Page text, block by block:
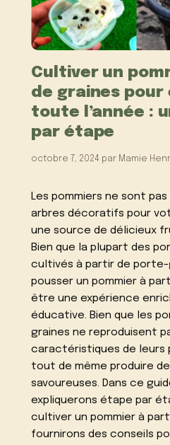
Cultiver un
de graines
toute l’année :
par étape
octobre 7, 2024 par Mamie
Les pommiers ne sont
arbres décoratifs pour
une source de délicieux
Bien que la plupart des
cultivés à partir de
pousser un pommier à
être une expérience
éducative. Bien que les
graines ne reproduisent
caractéristiques de leurs
tout de même produire
savoureuses. Dans ce
expliquerons étape par
cultiver un pommier à
fournirons des conseils